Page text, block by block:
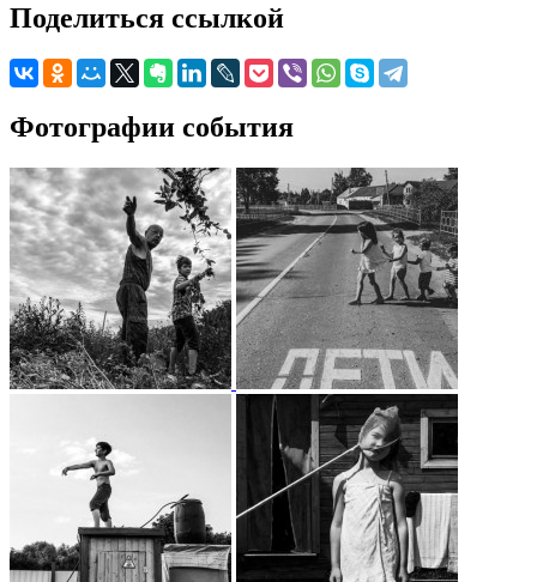
Поделиться ссылкой
Фотографии события